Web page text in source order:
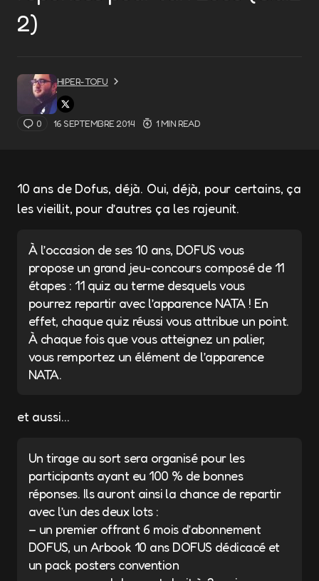
2)
HIPER-TOFU
0 16 SEPTEMBRE 2014 1 MIN READ
10 ans de Dofus, déjà. Oui, déjà, pour certains, ça
les vieillit, pour d’autres ça les rajeunit.
À l’occasion de ses 10 ans, DOFUS vous
propose un grand jeu-concours composé de 11
étapes : 11 quiz au terme desquels vous
pourrez repartir avec l’apparence NATA ! En
effet, chaque quiz réussi vous attribue un point.
À chaque fois que vous atteignez un palier,
vous remportez un élément de l’apparence
NATA.
et aussi…
Un tirage au sort sera organisé pour les
participants ayant eu 100 % de bonnes
réponses. Ils auront ainsi la chance de repartir
avec l’un des deux lots :
– un premier offrant 6 mois d’abonnement
DOFUS, un Arbook 10 ans DOFUS dédicacé et
un pack posters convention